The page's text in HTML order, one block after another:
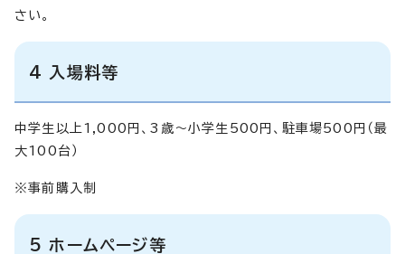
さい。
4 入場料等
中学生以上1,000円、3歳～小学生500円、駐車場500円（最
大100台）
※事前購入制
5 ホームページ等